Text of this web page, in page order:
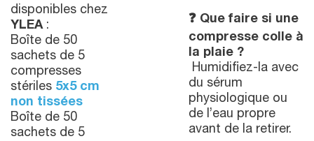
disponibles chez
YLEA:
Boîte de 50
sachets de 5
compresses
stériles 5x5 cm
non tissées
Boîte de 50
sachets de 5
❓ Que faire si une
compresse colle à
la plaie ?
Humidifiez-la avec
du sérum
physiologique ou
de l’eau propre
avant de la retirer.